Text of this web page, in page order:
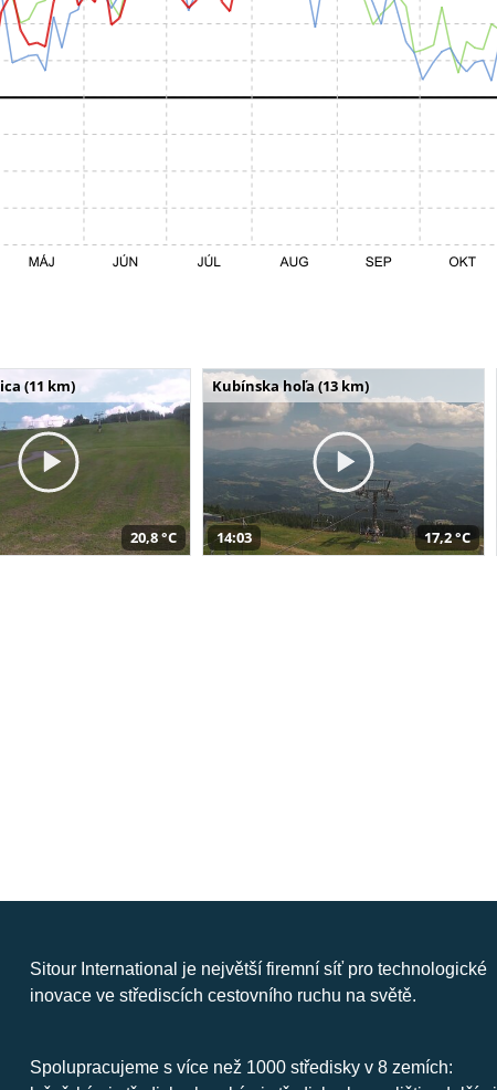
(11 km)
20,8 °C
Kubínska hoľa (13 km)
14:03 17,2 °C
Sitour International je největší firemní síť pro technologické
inovace ve střediscích cestovního ruchu na světě.
Spolupracujeme s více než 1000 středisky v 8 zemích: